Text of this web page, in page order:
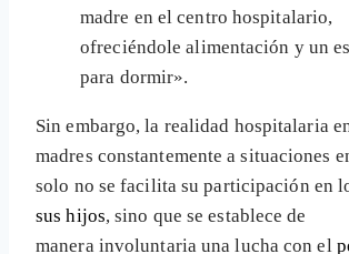
madre en el centro hospitalario,
ofreciéndole alimentación y un
para dormir».
Sin embargo, la realidad hospitalaria
madres constantemente a situaciones
solo no se facilita su participación en
sus hijos, sino que se establece de
manera involuntaria una lucha con el